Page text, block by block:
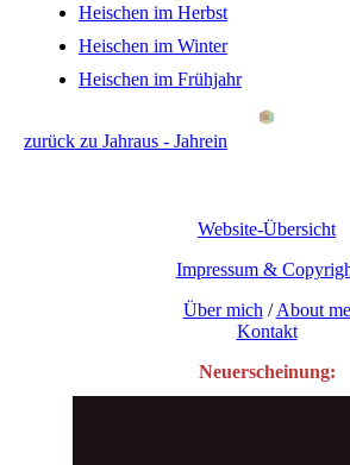
Heischen im Herbst
Heischen im Winter
Heischen im Frühjahr
zurück zu Jahraus - Jahrein
Website-Übersicht
Impressum &
Über mich /About me
Kontakt
Neuerscheinung: